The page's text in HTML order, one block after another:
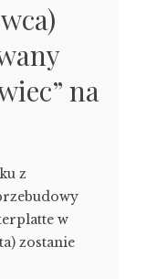
na
z
w
zostanie